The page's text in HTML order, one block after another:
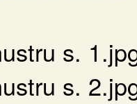
s.
s.